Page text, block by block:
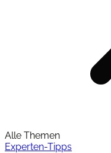
Alle Themen
Experten-Tipps